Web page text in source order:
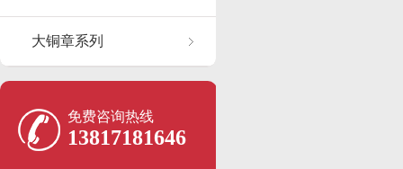
大铜章系列
免费咨询热线
13817181646